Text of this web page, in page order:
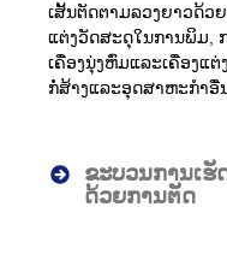
ເສັ້ນຕັດຕາມລວງຍາວດ້ວ
ແຕ່ງວັດສະດຸໃນການພິມ,
ເຄື່ອງນຸ່ງຫົ່ມແລະເຄື່ອງແ
ກໍ່ສ້າງແລະອຸດສາຫະກໍາອື່
ຂະບວນການເຮັ
ດ້ວຍການຕັດ